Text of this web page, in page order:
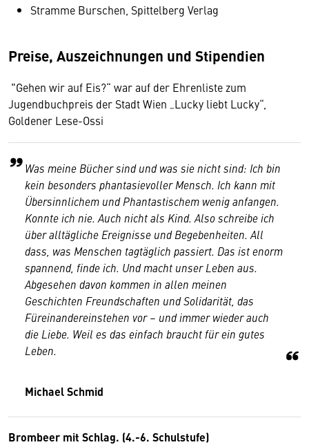
Stramme Burschen, Spittelberg Verlag
Preise, Auszeichnungen und Stipendien
"Gehen wir auf Eis?“ war auf der Ehrenliste zum
Jugendbuchpreis der Stadt Wien „Lucky liebt Lucky“,
Goldener Lese-Ossi
Was meine Bücher sind und was sie nicht sind: Ich bin
kein besonders phantasievoller Mensch. Ich kann mit
Übersinnlichem und Phantastischem wenig anfangen.
Konnte ich nie. Auch nicht als Kind. Also schreibe ich
über alltägliche Ereignisse und Begebenheiten. All
dass, was Menschen tagtäglich passiert. Das ist enorm
spannend, finde ich. Und macht unser Leben aus.
Abgesehen davon kommen in allen meinen
Geschichten Freundschaften und Solidarität, das
Füreinandereinstehen vor – und immer wieder auch
die Liebe. Weil es das einfach braucht für ein gutes
Leben.
Michael Schmid
Brombeer mit Schlag. (4.-6. Schulstufe)